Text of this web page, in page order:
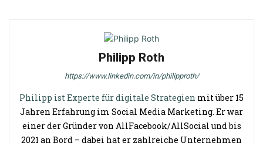
Philipp Roth
https://www.linkedin.com/in/philipproth/
Philipp ist Experte für digitale Strategien mit über 15
Jahren Erfahrung im Social Media Marketing. Er war
einer der Gründer von AllFacebook/AllSocial und bis
2021 an Bord – dabei hat er zahlreiche Unternehmen